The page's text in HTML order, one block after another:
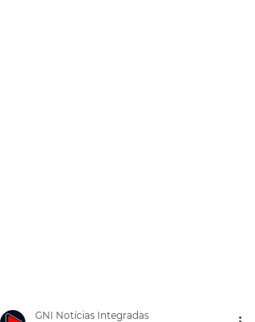
GNI Notícias Integradas